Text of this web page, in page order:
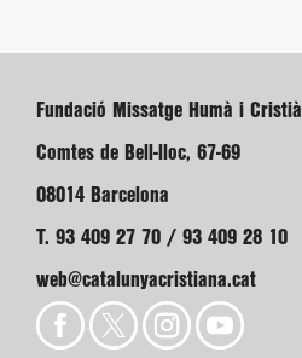
Fundació Missatge Humà i Cristià
Comtes de Bell-lloc, 67-69
08014 Barcelona
T. 93 409 27 70 / 93 409 28 10
web@catalunyacristiana.cat